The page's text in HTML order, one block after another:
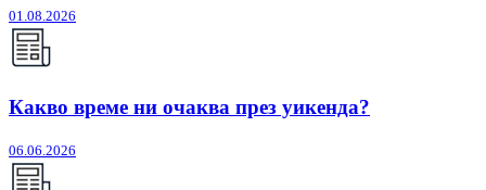
01.08.2026
Какво време ни очаква през уикенда?
06.06.2026